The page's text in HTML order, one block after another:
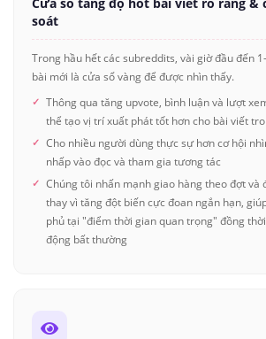
soát
Trong hầu hết các subreddits, vài giờ đầu đến
bài mới là cửa sổ vàng để được nhìn thấy.
Thông qua tăng upvote, bình luận và lượt
thể tạo vị trí xuất phát tốt hơn cho bài viết
Cho nhiều người dùng thực sự hơn cơ hội
nhấp vào đọc và tham gia tương tác
Chúng tôi nhấn mạnh giao hàng theo đợt và
thay vì tăng đột biến cực đoan ngắn hạn,
phủ tại "điểm thời gian quan trọng" đồng
động bất thường